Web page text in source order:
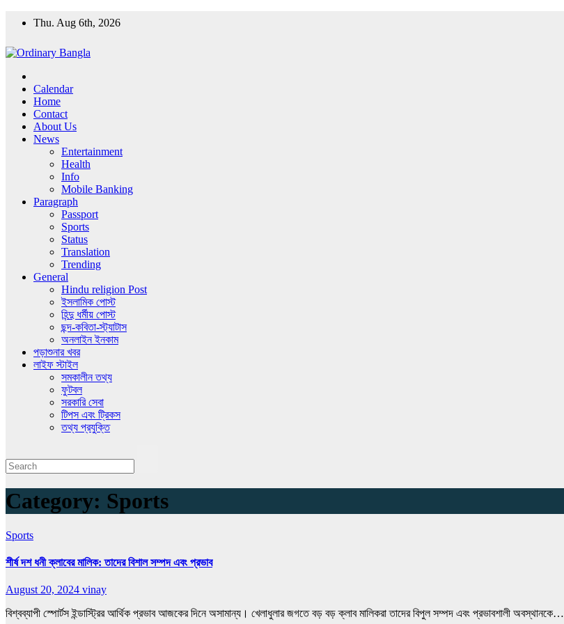
Thu. Aug 6th, 2026
Ordinary Bangla
Ordinary Bangla news
Calendar
Home
Contact
About Us
News
Entertainment
Health
Info
Mobile Banking
Paragraph
Passport
Sports
Status
Translation
Trending
General
Hindu religion Post
ইসলামিক পোস্ট
হিন্দু ধর্মীয় পোস্ট
ছন্দ-কবিতা-স্ট্যাটাস
অনলাইন ইনকাম
পড়াশুনার খবর
লাইফ স্টাইল
সমকালীন তথ্য
ফুটবল
সরকারি সেবা
টিপস এবং ট্রিকস
তথ্য প্রযুক্তি
Category: Sports
Sports
শীর্ষ দশ ধনী ক্লাবের মালিক: তাদের বিশাল সম্পদ এবং প্রভাব
August 20, 2024 vinay
বিশ্বব্যাপী স্পোর্টস ইন্ডাস্ট্রির আর্থিক প্রভাব আজকের দিনে অসামান্য। খেলাধুলার জগতে বড় বড় ক্লাব মালিকরা তাদের বিপুল সম্পদ এবং প্রভাবশালী অবস্থানকে…